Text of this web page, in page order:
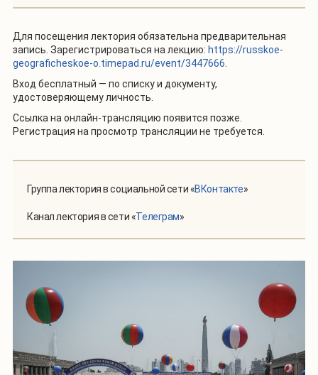
Для посещения лектория обязательна предварительная
запись. Зарегистрироваться на лекцию: https://russkoe-
geograficheskoe-o.timepad.ru/event/3447666.
Вход бесплатный — по списку и документу,
удостоверяющему личность.
Ссылка на онлайн-трансляцию появится позже.
Регистрация на просмотр трансляции не требуется.
Группа лектория в социальной сети «ВКонтакте»
Канал лектория в сети «Телеграм»